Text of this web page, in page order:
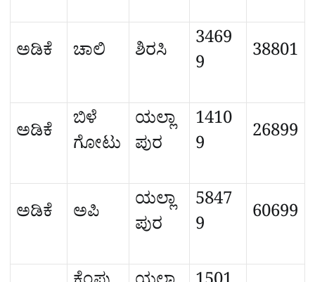
ಅಡಿಕೆ ಚಾಲಿ ಶಿರಸಿ
3469
9
38801
ಅಡಿಕೆ
ಬಿಳೆ
ಗೋಟು
ಯಲ್ಲಾ
ಪುರ
1410
9
26899
ಅಡಿಕೆ ಅಪಿ
ಯಲ್ಲಾ
ಪುರ
5847
9
60699